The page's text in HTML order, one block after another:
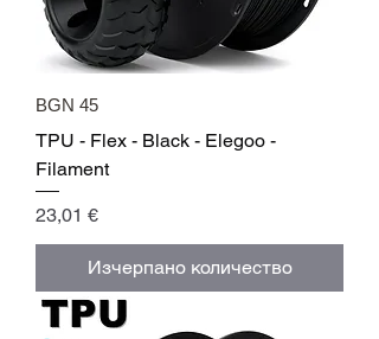
BGN 45
TPU - Flex - Black - Elegoo -
Filament
Цена
23,01 €
Изчерпано количество